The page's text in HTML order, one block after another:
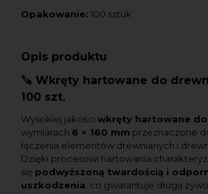
Opakowanie: 100 sztuk
Opis produktu
🪚 Wkręty hartowane do
100 szt.
Wysokiej jakości wkręty hartowane
wymiarach 6 × 160 mm przeznaczone
łączenia elementów drewnianych i
Dzięki procesowi hartowania
się podwyższoną twardością i
uszkodzenia , co gwarantuje długą